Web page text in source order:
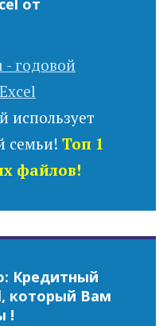
от
использует
семьи! Топ 1
файлов!
Кредитный
который Вам
!